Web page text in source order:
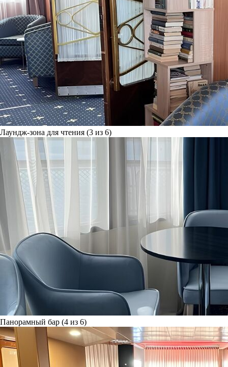
Лаундж-зона для чтения (3 из 6)
Панорамный бар (4 из 6)